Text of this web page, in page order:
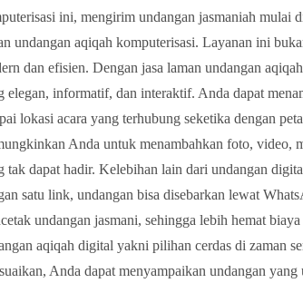
ini, mengirim undangan jasmaniah mulai
undangan aqiqah komputerisasi. Layanan ini
dan efisien. Dengan jasa laman undangan
elegan, informatif, dan interaktif. Anda dapat
lokasi acara yang terhubung seketika dengan
Anda untuk menambahkan foto, video,
tak dapat hadir. Kelebihan lain dari undangan
satu link, undangan bisa disebarkan lewat
undangan jasmani, sehingga lebih hemat
aqiqah digital yakni pilihan cerdas di zaman
Anda dapat menyampaikan undangan